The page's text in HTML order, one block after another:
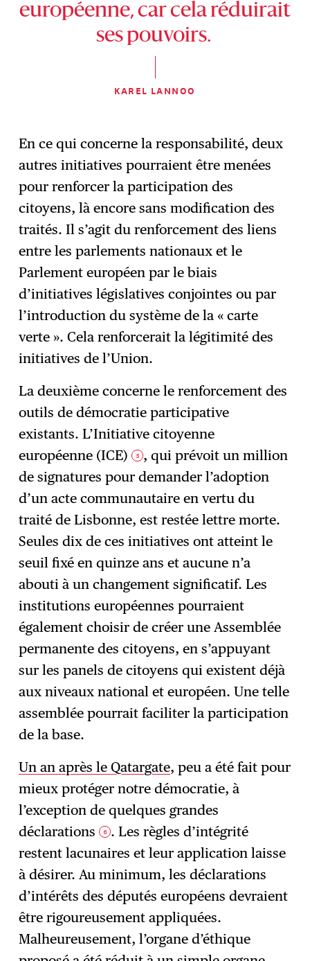
européenne, car cela réduirait
ses pouvoirs.
KAREL LANNOO
En ce qui concerne la responsabilité, deux
autres initiatives pourraient être menées
pour renforcer la participation des
citoyens, là encore sans modification des
traités. Il s’agit du renforcement des liens
entre les parlements nationaux et le
Parlement européen par le biais
d’initiatives législatives conjointes ou par
l’introduction du système de la « carte
verte ». Cela renforcerait la légitimité des
initiatives de l’Union.
La deuxième concerne le renforcement des
outils de démocratie participative
existants. L’Initiative citoyenne
européenne (ICE) 5 , qui prévoit un million
de signatures pour demander l’adoption
d’un acte communautaire en vertu du
traité de Lisbonne, est restée lettre morte.
Seules dix de ces initiatives ont atteint le
seuil fixé en quinze ans et aucune n’a
abouti à un changement significatif. Les
institutions européennes pourraient
également choisir de créer une Assemblée
permanente des citoyens, en s’appuyant
sur les panels de citoyens qui existent déjà
aux niveaux national et européen. Une telle
assemblée pourrait faciliter la participation
de la base.
Un an après le Qatargate, peu a été fait pour
mieux protéger notre démocratie, à
l’exception de quelques grandes
déclarations 6 . Les règles d’intégrité
restent lacunaires et leur application laisse
à désirer. Au minimum, les déclarations
d’intérêts des députés européens devraient
être rigoureusement appliquées.
Malheureusement, l’organe d’éthique